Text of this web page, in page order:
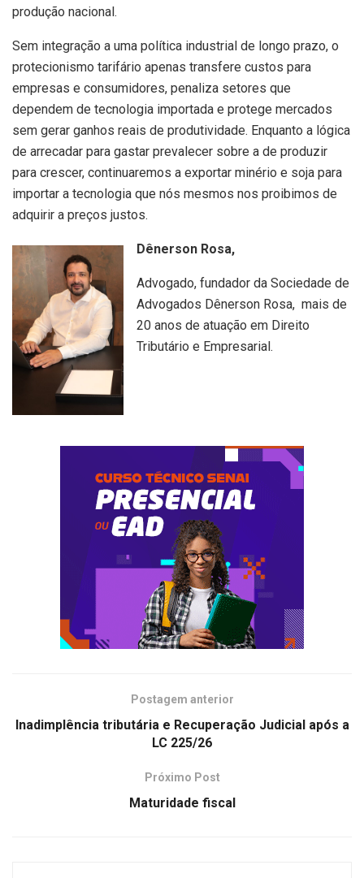
produção nacional.
Sem integração a uma política industrial de longo prazo, o
protecionismo tarifário apenas transfere custos para
empresas e consumidores, penaliza setores que
dependem de tecnologia importada e protege mercados
sem gerar ganhos reais de produtividade. Enquanto a lógica
de arrecadar para gastar prevalecer sobre a de produzir
para crescer, continuaremos a exportar minério e soja para
importar a tecnologia que nós mesmos nos proibimos de
adquirir a preços justos.
Dênerson Rosa,
Advogado, fundador da Sociedade de
Advogados Dênerson Rosa, mais de
20 anos de atuação em Direito
Tributário e Empresarial.
Postagem anterior
Inadimplência tributária e Recuperação Judicial após a
LC 225/26
Próximo Post
Maturidade fiscal